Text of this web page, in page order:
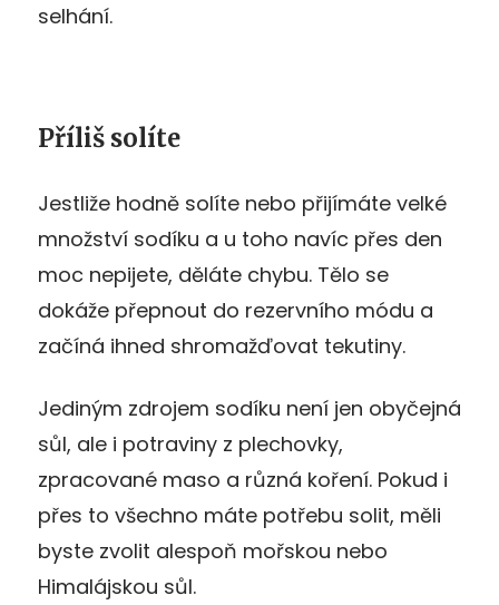
selhání.
Příliš solíte
Jestliže hodně solíte nebo přijímáte velké
množství sodíku a u toho navíc přes den
moc nepijete, děláte chybu. Tělo se
dokáže přepnout do rezervního módu a
začíná ihned shromažďovat tekutiny.
Jediným zdrojem sodíku není jen obyčejná
sůl, ale i potraviny z plechovky,
zpracované maso a různá koření. Pokud i
přes to všechno máte potřebu solit, měli
byste zvolit alespoň mořskou nebo
Himalájskou sůl.